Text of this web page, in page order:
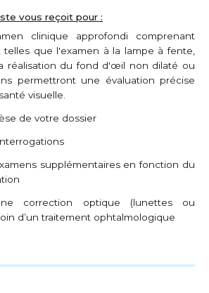
vous reçoit pour :
clinique approfondi comprenant
telles que l'examen à la lampe à fente,
réalisation du fond d'œil non dilaté ou
permettront une évaluation précise
visuelle.
de votre dossier
supplémentaires en fonction du
correction optique (lunettes ou
d’un traitement ophtalmologique